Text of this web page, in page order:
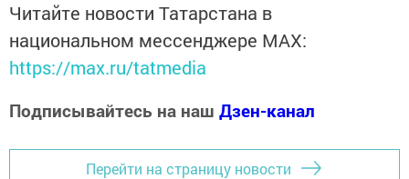
Читайте новости Татарстана в
национальном мессенджере MАХ:
https://max.ru/tatmedia
Подписывайтесь на наш Дзен-канал
Перейти на страницу новости